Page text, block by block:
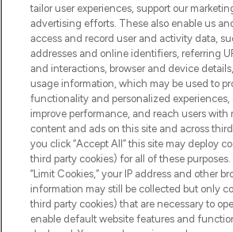
Bądź pierwszą osobą, która
najnowszych produktach, od
uznanych marek, sezonowych
otrzyma ekskluzywne artykuły
z Sunday
Zgoda na pliki
Do Not Sell or Share My
Information
POMOC &
tailor user experiences, support our
advertising efforts. These also enable us
access and record user and activity data,
addresses and online identifiers, referring
and interactions, browser and device
usage information, which may be used to
functionality and personalized experiences,
improve performance, and reach users with
content and ads on this site and across
you click “Accept All” this site may deploy
third party cookies) for all of these
“Limit Cookies,” your IP address and other
information may still be collected but only
third party cookies) that are necessary to
enable default website features and